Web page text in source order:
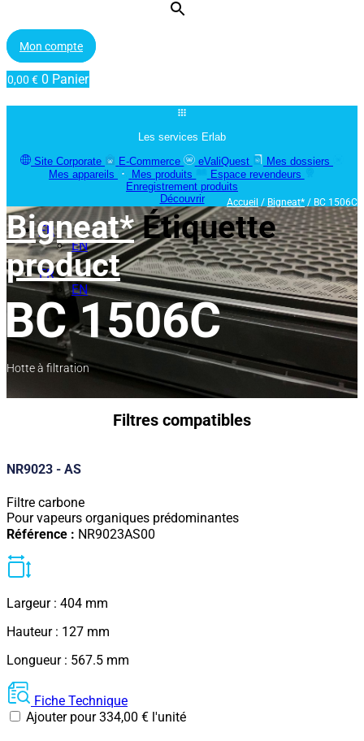
Mon compte
0,00 € 0 Panier
Les services Erlab
Site Corporate
E-Commerce eValiQuest
Mes dossiers
Mes appareils
Mes produits
Espace revendeurs
Enregistrement produits
Découvrir
FR
EN
FR
EN
Accueil / Bigneat* / BC 1506C
Bigneat* Étiquette
product
BC 1506C
Hotte à filtration
Filtres compatibles
NR9023 - AS
Filtre carbone
Pour vapeurs organiques prédominantes
Référence : NR9023AS00
Largeur : 404 mm
Hauteur : 127 mm
Longueur : 567.5 mm
Fiche Technique
Ajouter pour334,00 € l'unité